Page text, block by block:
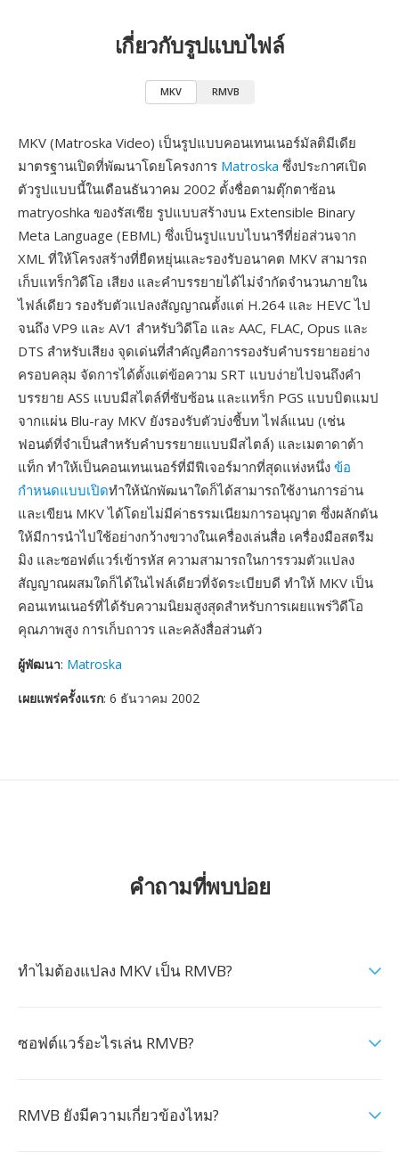
เกี่ยวกับรูปแบบไฟล์
MKV RMVB
MKV (Matroska Video) เป็นรูปแบบคอนเทนเนอร์มัลติมีเดีย
มาตรฐานเปิดที่พัฒนาโดยโครงการ Matroska ซึ่งประกาศเปิด
ตัวรูปแบบนี้ในเดือนธันวาคม 2002 ตั้งชื่อตามตุ๊กตาซ้อน
matryoshka ของรัสเซีย รูปแบบสร้างบน Extensible Binary
Meta Language (EBML) ซึ่งเป็นรูปแบบไบนารีที่ย่อส่วนจาก
XML ที่ให้โครงสร้างที่ยืดหยุ่นและรองรับอนาคต MKV สามารถ
เก็บแทร็กวิดีโอ เสียง และคำบรรยายได้ไม่จำกัดจำนวนภายใน
ไฟล์เดียว รองรับตัวแปลงสัญญาณตั้งแต่ H.264 และ HEVC ไป
จนถึง VP9 และ AV1 สำหรับวิดีโอ และ AAC, FLAC, Opus และ
DTS สำหรับเสียง จุดเด่นที่สำคัญคือการรองรับคำบรรยายอย่าง
ครอบคลุม จัดการได้ตั้งแต่ข้อความ SRT แบบง่ายไปจนถึงคำ
บรรยาย ASS แบบมีสไตล์ที่ซับซ้อน และแทร็ก PGS แบบบิตแมป
จากแผ่น Blu-ray MKV ยังรองรับตัวบ่งชี้บท ไฟล์แนบ (เช่น
ฟอนต์ที่จำเป็นสำหรับคำบรรยายแบบมีสไตล์) และเมตาดาต้า
แท็ก ทำให้เป็นคอนเทนเนอร์ที่มีฟีเจอร์มากที่สุดแห่งหนึ่ง ข้อ
กำหนดแบบเปิดทำให้นักพัฒนาใดก็ได้สามารถใช้งานการอ่าน
และเขียน MKV ได้โดยไม่มีค่าธรรมเนียมการอนุญาต ซึ่งผลักดัน
ให้มีการนำไปใช้อย่างกว้างขวางในเครื่องเล่นสื่อ เครื่องมือสตรีม
มิง และซอฟต์แวร์เข้ารหัส ความสามารถในการรวมตัวแปลง
สัญญาณผสมใดก็ได้ในไฟล์เดียวที่จัดระเบียบดี ทำให้ MKV เป็น
คอนเทนเนอร์ที่ได้รับความนิยมสูงสุดสำหรับการเผยแพร่วิดีโอ
คุณภาพสูง การเก็บถาวร และคลังสื่อส่วนตัว
ผู้พัฒนา: Matroska
เผยแพร่ครั้งแรก: 6 ธันวาคม 2002
คำถามที่พบบ่อย
ทำไมต้องแปลง MKV เป็น RMVB?
ซอฟต์แวร์อะไรเล่น RMVB?
RMVB ยังมีความเกี่ยวข้องไหม?